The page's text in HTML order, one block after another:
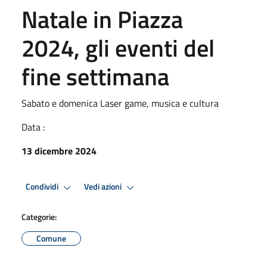
Natale in Piazza
2024, gli eventi del
fine settimana
Sabato e domenica Laser game, musica e cultura
Data :
13 dicembre 2024
Condividi Vedi azioni
Categorie:
Comune